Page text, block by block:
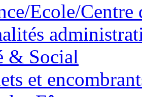
Ecole/Centre
& Social
et